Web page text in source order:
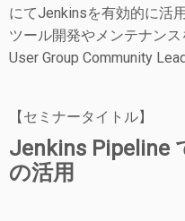
にてJenkinsを有効的に活
ツール開発やメンテナン
User Group Community
【セミナータイトル】
Jenkins Pipeline
の活用